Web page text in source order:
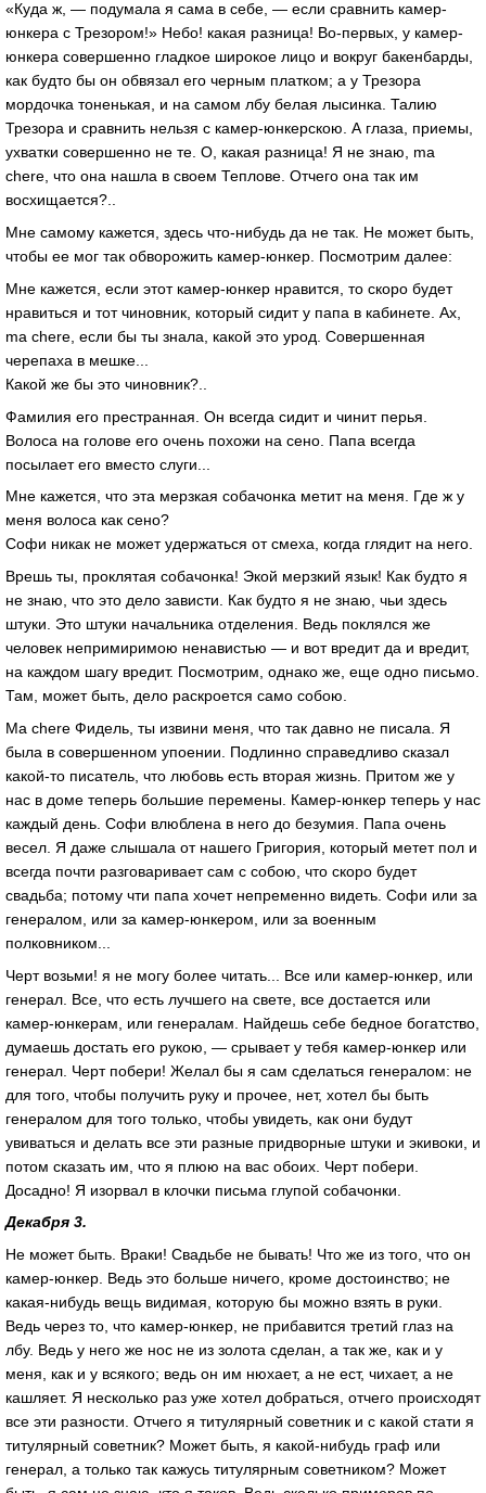
«Куда ж, — подумала я сама в себе, — если сравнить камер-
юнкера с Трезором!» Небо! какая разница! Во-первых, у камер-
юнкера совершенно гладкое широкое лицо и вокруг бакенбарды,
как будто бы он обвязал его черным платком; а у Трезора
мордочка тоненькая, и на самом лбу белая лысинка. Талию
Трезора и сравнить нельзя с камер-юнкерскою. А глаза, приемы,
ухватки совершенно не те. О, какая разница! Я не знаю, ma
chere, что она нашла в своем Теплове. Отчего она так им
восхищается?..
Мне самому кажется, здесь что-нибудь да не так. Не может быть,
чтобы ее мог так обворожить камер-юнкер. Посмотрим далее:
Мне кажется, если этот камер-юнкер нравится, то скоро будет
нравиться и тот чиновник, который сидит у папа в кабинете. Ах,
ma chere, если бы ты знала, какой это урод. Совершенная
черепаха в мешке...
Какой же бы это чиновник?..
Фамилия его престранная. Он всегда сидит и чинит перья.
Волоса на голове его очень похожи на сено. Папа всегда
посылает его вместо слуги...
Мне кажется, что эта мерзкая собачонка метит на меня. Где ж у
меня волоса как сено?
Софи никак не может удержаться от смеха, когда глядит на него.
Врешь ты, проклятая собачонка! Экой мерзкий язык! Как будто я
не знаю, что это дело зависти. Как будто я не знаю, чьи здесь
штуки. Это штуки начальника отделения. Ведь поклялся же
человек непримиримою ненавистью — и вот вредит да и вредит,
на каждом шагу вредит. Посмотрим, однако же, еще одно письмо.
Там, может быть, дело раскроется само собою.
Ma chere Фидель, ты извини меня, что так давно не писала. Я
была в совершенном упоении. Подлинно справедливо сказал
какой-то писатель, что любовь есть вторая жизнь. Притом же у
нас в доме теперь большие перемены. Камер-юнкер теперь у нас
каждый день. Софи влюблена в него до безумия. Папа очень
весел. Я даже слышала от нашего Григория, который метет пол и
всегда почти разговаривает сам с собою, что скоро будет
свадьба; потому чти папа хочет непременно видеть. Софи или за
генералом, или за камер-юнкером, или за военным
полковником...
Черт возьми! я не могу более читать... Все или камер-юнкер, или
генерал. Все, что есть лучшего на свете, все достается или
камер-юнкерам, или генералам. Найдешь себе бедное богатство,
думаешь достать его рукою, — срывает у тебя камер-юнкер или
генерал. Черт побери! Желал бы я сам сделаться генералом: не
для того, чтобы получить руку и прочее, нет, хотел бы быть
генералом для того только, чтобы увидеть, как они будут
увиваться и делать все эти разные придворные штуки и экивоки, и
потом сказать им, что я плюю на вас обоих. Черт побери.
Досадно! Я изорвал в клочки письма глупой собачонки.
Декабря 3.
Не может быть. Враки! Свадьбе не бывать! Что же из того, что он
камер-юнкер. Ведь это больше ничего, кроме достоинство; не
какая-нибудь вещь видимая, которую бы можно взять в руки.
Ведь через то, что камер-юнкер, не прибавится третий глаз на
лбу. Ведь у него же нос не из золота сделан, а так же, как и у
меня, как и у всякого; ведь он им нюхает, а не ест, чихает, а не
кашляет. Я несколько раз уже хотел добраться, отчего происходят
все эти разности. Отчего я титулярный советник и с какой стати я
титулярный советник? Может быть, я какой-нибудь граф или
генерал, а только так кажусь титулярным советником? Может